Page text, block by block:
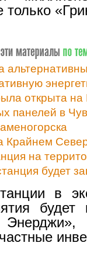
только
открыта на
панелей в
Крайнем
на
будет
в
будет